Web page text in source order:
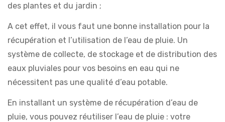
des plantes et du jardin ;
A cet effet, il vous faut une bonne installation pour la
récupération et l’utilisation de l’eau de pluie. Un
système de collecte, de stockage et de distribution des
eaux pluviales pour vos besoins en eau qui ne
nécessitent pas une qualité d’eau potable.
En installant un système de récupération d’eau de
pluie, vous pouvez réutiliser l’eau de pluie : votre